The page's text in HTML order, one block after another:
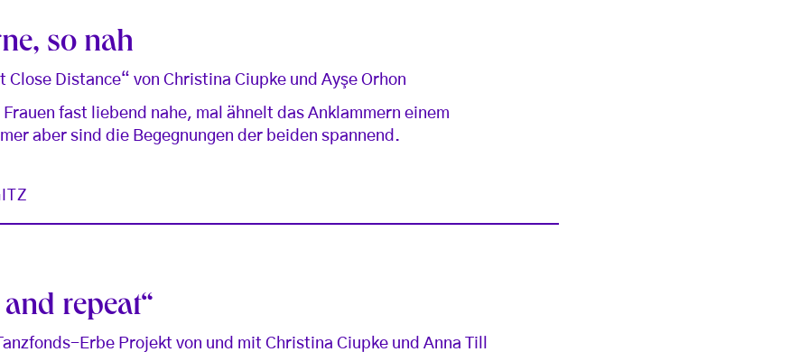
so nah
Close Distance“ von Christina Ciupke und Ayşe Orhon
fast liebend nahe, mal ähnelt das Anklammern einem
aber sind die Begegnungen der beiden spannend.
repeat“
Erbe Projekt von und mit Christina Ciupke und Anna Till